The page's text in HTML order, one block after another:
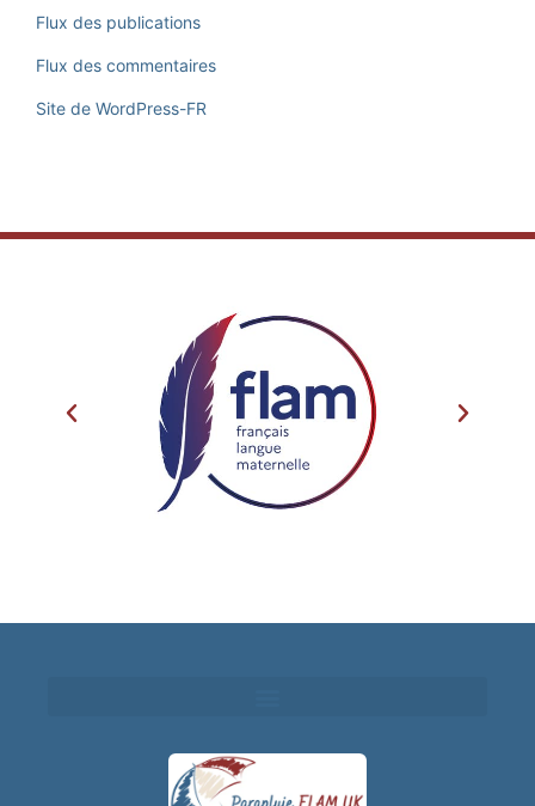
Flux des publications
Flux des commentaires
Site de WordPress-FR